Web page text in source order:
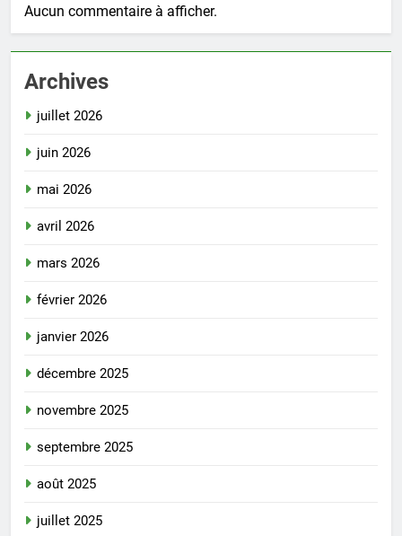
Aucun commentaire à afficher.
Archives
juillet 2026
juin 2026
mai 2026
avril 2026
mars 2026
février 2026
janvier 2026
décembre 2025
novembre 2025
septembre 2025
août 2025
juillet 2025